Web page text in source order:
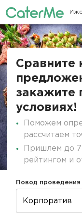
Строка
Сравните
закажите
условиях!
Поможем
рассчитаем
Пришлем до
рейтингом и
Повод проведения